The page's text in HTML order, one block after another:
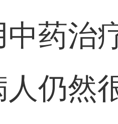
药治
仍然